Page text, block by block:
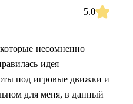
5.0
несомненно
идея
под игровые движки и
для меня, в данный